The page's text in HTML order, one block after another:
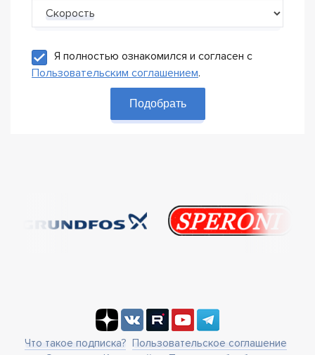
Скорость
Я полностью ознакомился и согласен с
Пользовательским соглашением.
Подобрать
Что такое подписка?
Пользовательское соглашение